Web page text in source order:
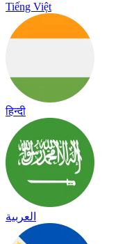
Tiếng Việt
हिन्दी
العربية